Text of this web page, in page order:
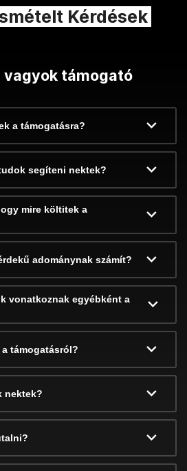
Kérdések
vagyok támogató
a támogatásra?
segíteni nektek?
mire költitek a
adománynak számít?
vonatkoznak egyébként a
támogatásról?
nektek?